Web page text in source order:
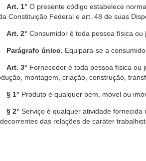
Art. 1° O presente código estabelece
Constituição Federal e art. 48 de suas
Art. 2° Consumidor é toda pessoa física
Parágrafo único. Equipara-se a
Art. 3° Fornecedor é toda pessoa física ou
montagem, criação, construção,
§ 1° Produto é qualquer bem, móvel ou
§ 2° Serviço é qualquer atividade
das relações de caráter